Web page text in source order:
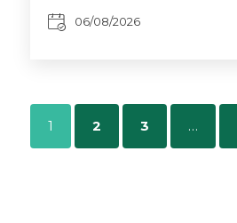
06/08/2026
1 2 3 …